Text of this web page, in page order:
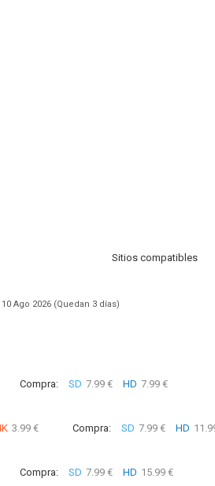
Sitios compatibles
Ago 2026 (Quedan 3 días)
Compra: SD 7.99 € HD 7.99 €
3.99 € Compra: SD 7.99 € HD
Compra: SD 7.99 € HD 15.99 €